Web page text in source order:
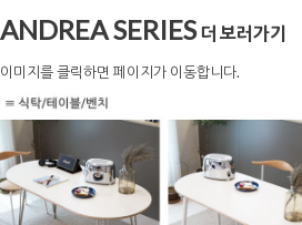
ANDREA SERIES 더 보러가기
이미지를 클릭하면 페이지가 이동합니다.